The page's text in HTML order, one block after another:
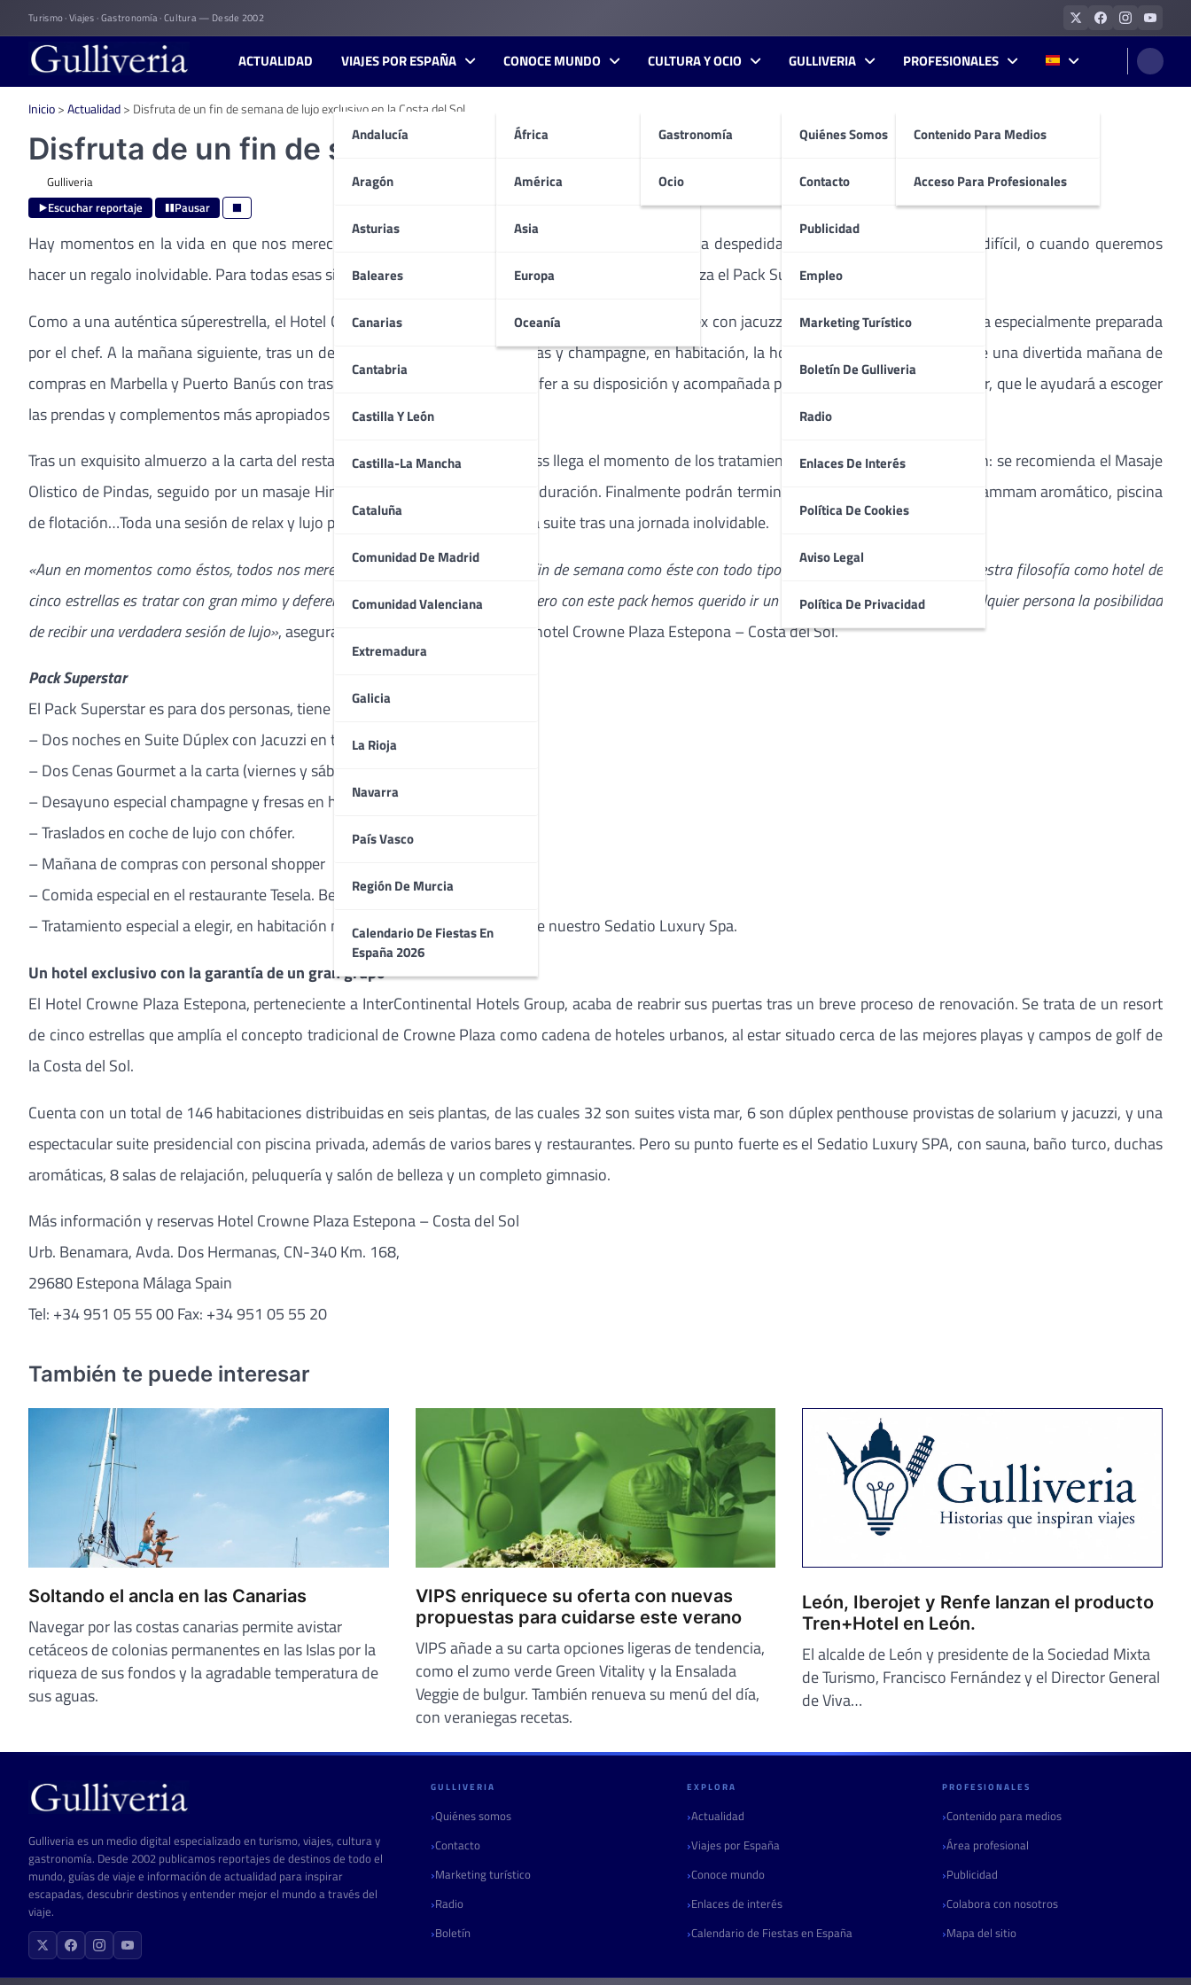
to
content
Turismo · Viajes · Gastronomía · Cultura — Desde 2002
ACTUALIDAD VIAJES POR ESPAÑA
Andalucía
Aragón
Asturias
Baleares
Canarias
Cantabria
Castilla Y León
Castilla-La Mancha
Cataluña
Comunidad De Madrid
Comunidad Valenciana
Extremadura
Galicia
La Rioja
Navarra
País Vasco
Región De Murcia
Calendario De Fiestas En
España 2026
CONOCE MUNDO
África
América
Asia
Europa
Oceanía
CULTURA Y OCIO
Gastronomía
Ocio
GULLIVERIA
Quiénes Somos
Contacto
Publicidad
Empleo
Marketing Turístico
Boletín De Gulliveria
Radio
Enlaces De Interés
Política De Cookies
Aviso Legal
Política De Privacidad
PROFESIONALES
Contenido Para Medios
Acceso Para Profesionales
Inicio>Actualidad> Disfruta de un fin de semana de lujo exclusivo en la Costa del Sol.
Disfruta de un fin de semana de lujo exclusivo en la Costa del Sol.
Gulliveria
Escuchar reportaje Pausar
Hay momentos en la vida en que nos merecemos un buen homenaje: un cumpleaños especial, una despedida de soltera, tras algún bache difícil, o cuando queremos
hacer un regalo inolvidable. Para todas esas situaciones Crowne Plaza Estepona – Costa del Sol
lanza el Pack Superstar, un auténtico lujo.
Como a una auténtica súperestrella, el Hotel Crowne Plaza recibirá a su huésped en una Suite Dúplex con jacuzzi y una cena gourmet a la carta especialmente preparada
por el chef. A la mañana siguiente, tras un desayuno muy especial con fresas y champagne, en habitación, la homenajeada podrá disfrutar de una divertida mañana de
compras en Marbella y Puerto Banús con traslados en coche de lujo con chofer a su disposición y acompañada por un experto personal shopper, que le ayudará a escoger
las prendas y complementos más apropiados para su estilo y personalidad.
Tras un exquisito almuerzo a la carta del restaurante Oriental Shangai Express llega el momento de los tratamientos corporales en la habitación: se recomienda el Masaje
Olistico de Pindas, seguido por un masaje Hindú Craneal de 80 minutos de duración. Finalmente podrán terminar el día en el spa del hotel: Hammam aromático, piscina
de flotación…Toda una sesión de relax y lujo para finalmente descansar en la suite tras una jornada inolvidable.
«Aun en momentos como éstos, todos nos merecemos un capricho, y pasar un fin de semana como éste con todo tipo de lujos es algo inolvidable. Nuestra filosofía como hotel de
cinco estrellas es tratar con gran mimo y deferencia a todos nuestros clientes, pero con este pack hemos querido ir un paso más allá, ofreciendo a cualquier persona la posibilidad
de recibir una verdadera sesión de lujo», asegura Rishad Ebrahim, director del hotel Crowne Plaza Estepona – Costa del Sol.
Pack Superstar
El Pack Superstar es para dos personas, tiene un precio de 3.350€, e incluye:
– Dos noches en Suite Dúplex con Jacuzzi en terraza superior
– Dos Cenas Gourmet a la carta (viernes y sábado) Bebidas Incluidas.
– Desayuno especial champagne y fresas en habitación (sábado y domingo)
– Traslados en coche de lujo con chófer.
– Mañana de compras con personal shopper
– Comida especial en el restaurante Tesela. Bebidas incluidas
– Tratamiento especial a elegir, en habitación más entrada a la zona termal de nuestro Sedatio Luxury Spa.
Un hotel exclusivo con la garantía de un gran grupo
El Hotel Crowne Plaza Estepona, perteneciente a InterContinental Hotels Group, acaba de reabrir sus puertas tras un breve proceso de renovación. Se trata de un resort
de cinco estrellas que amplía el concepto tradicional de Crowne Plaza como cadena de hoteles urbanos, al estar situado cerca de las mejores playas y campos de golf de
la Costa del Sol.
Cuenta con un total de 146 habitaciones distribuidas en seis plantas, de las cuales 32 son suites vista mar, 6 son dúplex penthouse provistas de solarium y jacuzzi, y una
espectacular suite presidencial con piscina privada, además de varios bares y restaurantes. Pero su punto fuerte es el Sedatio Luxury SPA, con sauna, baño turco, duchas
aromáticas, 8 salas de relajación, peluquería y salón de belleza y un completo gimnasio.
Más información y reservas Hotel Crowne Plaza Estepona – Costa del Sol
Urb. Benamara, Avda. Dos Hermanas, CN-340 Km. 168,
29680 Estepona Málaga Spain
Tel: +34 951 05 55 00 Fax: +34 951 05 55 20
También te puede interesar
Soltando el ancla en las Canarias
Navegar por las costas canarias permite avistar
cetáceos de colonias permanentes en las Islas por la
riqueza de sus fondos y la agradable temperatura de
sus aguas.
VIPS enriquece su oferta con nuevas
propuestas para cuidarse este verano
VIPS añade a su carta opciones ligeras de tendencia,
como el zumo verde Green Vitality y la Ensalada
Veggie de bulgur. También renueva su menú del día,
con veraniegas recetas.
León, Iberojet y Renfe lanzan el producto
Tren+Hotel en León.
El alcalde de León y presidente de la Sociedad Mixta
de Turismo, Francisco Fernández y el Director General
de Viva…
Gulliveria es un medio digital especializado en turismo, viajes, cultura y
gastronomía. Desde 2002 publicamos reportajes de destinos de todo el
mundo, guías de viaje e información de actualidad para inspirar
escapadas, descubrir destinos y entender mejor el mundo a través del
viaje.
GULLIVERIA
Quiénes somos
Contacto
Marketing turístico
Radio
Boletín
EXPLORA
Actualidad
Viajes por España
Conoce mundo
Enlaces de interés
Calendario de Fiestas en España
PROFESIONALES
Contenido para medios
Área profesional
Publicidad
Colabora con nosotros
Mapa del sitio